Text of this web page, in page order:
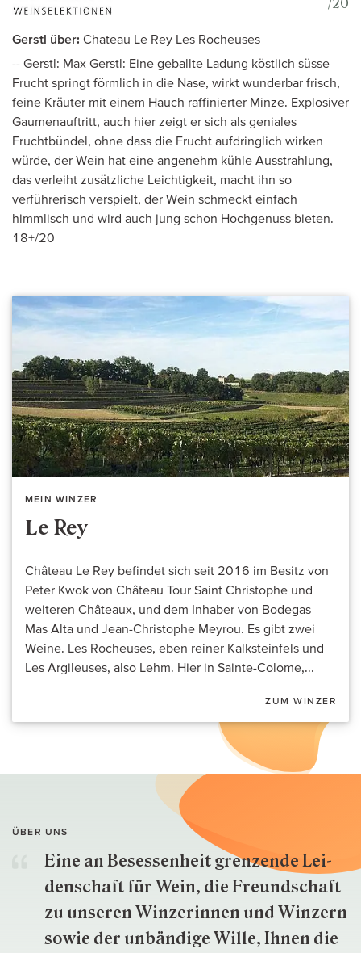
/20
Gerstl über: Chateau Le Rey Les Rocheuses
-- Gerstl: Max Gerstl: Eine geballte Ladung köstlich süsse
Frucht springt förmlich in die Nase, wirkt wunderbar frisch,
feine Kräuter mit einem Hauch raffinierter Minze. Explosiver
Gaumenauftritt, auch hier zeigt er sich als geniales
Fruchtbündel, ohne dass die Frucht aufdringlich wirken
würde, der Wein hat eine angenehm kühle Ausstrahlung,
das verleiht zusätzliche Leichtigkeit, macht ihn so
verführerisch verspielt, der Wein schmeckt einfach
himmlisch und wird auch jung schon Hochgenuss bieten.
18+/20
MEIN WINZER
Le Rey
Château Le Rey befindet sich seit 2016 im Besitz von
Peter Kwok von Château Tour Saint Christophe und
weiteren Châteaux, und dem Inhaber von Bodegas
Mas Alta und Jean-Christophe Meyrou. Es gibt zwei
Weine. Les Rocheuses, eben reiner Kalksteinfels und
Les Argileuses, also Lehm. Hier in Sainte-Colome,...
ZUM WINZER
ÜBER UNS
Eine an Besessenheit gren­zende Lei­
den­schaft für Wein, die Freund­schaft
zu unseren Win­zer­innen und Win­zern
so­wie der un­bän­dige Wille, Ihnen die